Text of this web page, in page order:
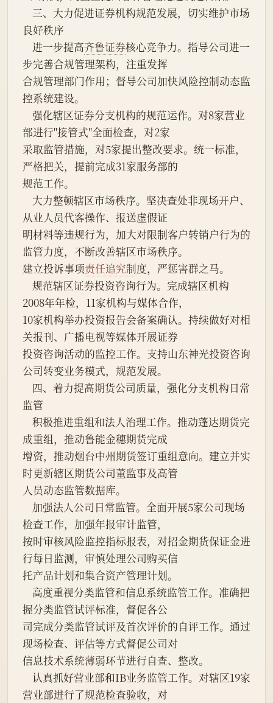
良好秩序
    进一步提高
齐鲁证券核心竞争力。指导公司进一
步完善合规管理架构，注重发挥
合规管理部门作用；督导公司加快风险控制动态监
控系统建设。
部进行"接管式"全面检查，对2家
采取监管措施，对5家提出整改要求。统一标准，
严格把关，提前完成31家服务部的
规范工作。
从业人员代客操作、报送虚假证
明材料等违规行为，加大对限制客户转销户行为的
监管力度，不断改善辖区市场秩序。
建立投诉事项责任追究制度，严惩害群之马。
2008年年检，11家机构与媒体合作，
10家机构举办投资报告会备案确认。持续做好对相
关报刊、广播电视等媒体开展证券
投资咨询活动的监控工作。支持山东神光投资咨询
公司转变业务模式，规范发展。
监管
成重组，推动鲁能金穗期货完成
增资，推动烟台中州期货签订重组意向。建立并实
时更新辖区期货公司董监事及高管
人员动态监管数据库。
检查工作，加强年报审计监管，
按时审核风险监控指标报表，对招金期货保证金进
行每日监测，审慎处理公司购买信
托产品计划和集合资产管理计划。
握分类监管试评标准，督促各公
司完成分类监管试评及首次评价的自评工作。通过
现场检查、评估等方式督促公司对
信息技术系统薄弱环节进行自查、整改。
营业部进行了规范检查验收，对